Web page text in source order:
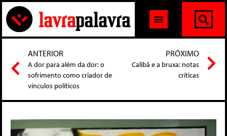
ANTERIOR
A dor para além da dor: o
sofrimento como criador de
vínculos políticos
PRÓXIMO
Calibã e a bruxa: notas
críticas